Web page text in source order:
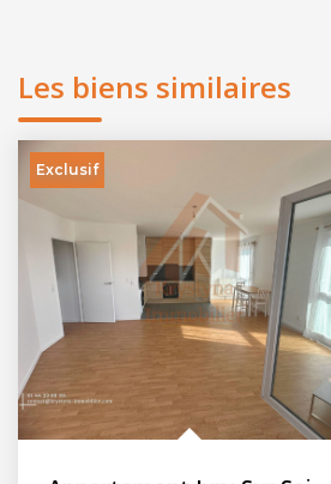
Les biens similaires
Exclusif